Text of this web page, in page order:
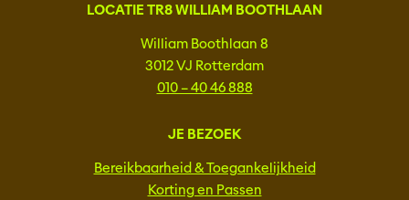
LOCATIE TR8 WILLIAM BOOTHLAAN
William Boothlaan 8
3012 VJ Rotterdam
010 – 40 46 888
JE BEZOEK
Bereikbaarheid & Toegankelijkheid
Korting en Passen